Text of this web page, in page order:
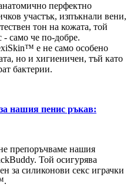
перфектно
участък, изпъкнали вени,
тон на кожата, той
- само че по-добре.
е не само особено
но и хигиеничен, тъй като
бактерии.
нашия пенис ръкав:
препоръчваме нашия
Той осигурява
за силиконови секс играчки